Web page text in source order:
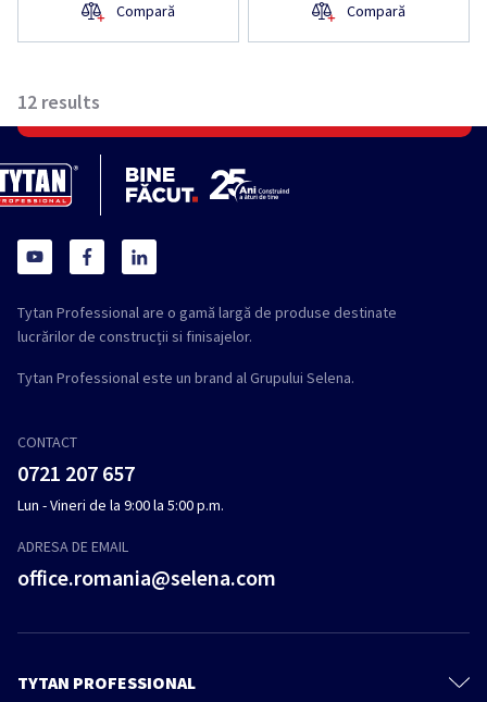
Compară Compară
12 results
Tytan Professional are o gamă largă de produse destinate
lucrărilor de construcții si finisajelor.
Tytan Professional este un brand al Grupului Selena.
CONTACT
0721 207 657
Lun - Vineri de la 9:00 la 5:00 p.m.
ADRESA DE EMAIL
office.romania@selena.com
TYTAN PROFESSIONAL